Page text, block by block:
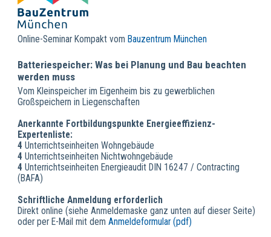
Online-Seminar Kompakt vom Bauzentrum München
Batteriespeicher: Was bei Planung und Bau beachten
werden muss
Vom Kleinspeicher im Eigenheim bis zu gewerblichen
Großspeichern in Liegenschaften
Anerkannte Fortbildungspunkte Energieeffizienz-
Expertenliste:
4 Unterrichtseinheiten Wohngebäude
4 Unterrichtseinheiten Nichtwohngebäude
4 Unterrichtseinheiten Energieaudit DIN 16247 / Contracting
(BAFA)
Schriftliche Anmeldung erforderlich
Direkt online (siehe Anmeldemaske ganz unten auf dieser Seite)
oder per E-Mail mit dem Anmeldeformular (pdf)